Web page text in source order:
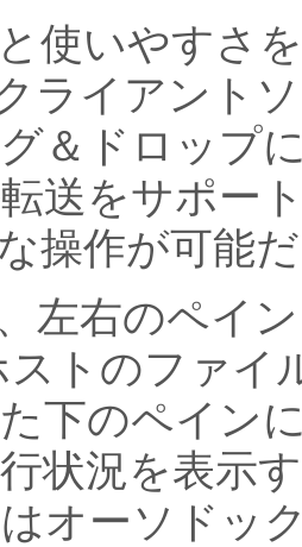
使いやすさ
ライアント
＆ドロップ
送をサポー
操作が可能
左右のペイ
ストのファイ
下のペイン
状況を表示
オーソドッ